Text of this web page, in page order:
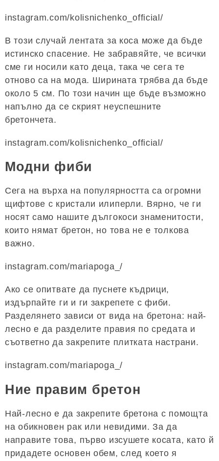
instagram.com/kolisnichenko_official/
В този случай лентата за коса може да бъде
истинско спасение. Не забравяйте, че всички
сме ги носили като деца, така че сега те
отново са на мода. Ширината трябва да бъде
около 5 см. По този начин ще бъде възможно
напълно да се скрият неуспешните
бретончета.
instagram.com/kolisnichenko_official/
Модни фиби
Сега на върха на популярността са огромни
щифтове с кристали илиперли. Вярно, че ги
носят само нашите дългокоси знаменитости,
които нямат бретон, но това не е толкова
важно.
instagram.com/mariapoga_/
Ако се опитвате да пуснете къдрици,
издърпайте ги и ги закрепете с фиби.
Разделянето зависи от вида на бретона: най-
лесно е да разделите правия по средата и
съответно да закрепите плитката настрани.
instagram.com/mariapoga_/
Ние правим бретон
Най-лесно е да закрепите бретона с помощта
на обикновен рак или невидими. За да
направите това, първо изсушете косата, като й
придадете основен обем, след което я